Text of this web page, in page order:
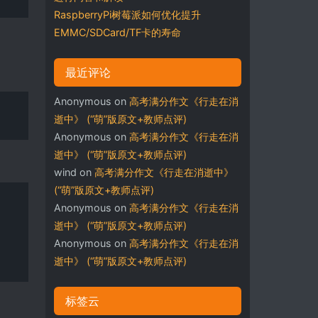
RaspberryPi树莓派如何优化提升
EMMC/SDCard/TF卡的寿命
最近评论
Anonymous on 高考满分作文《行走在消
逝中》 (“萌”版原文+教师点评)
Anonymous on 高考满分作文《行走在消
逝中》 (“萌”版原文+教师点评)
wind on 高考满分作文《行走在消逝中》
(“萌”版原文+教师点评)
Anonymous on 高考满分作文《行走在消
逝中》 (“萌”版原文+教师点评)
Anonymous on 高考满分作文《行走在消
逝中》 (“萌”版原文+教师点评)
标签云